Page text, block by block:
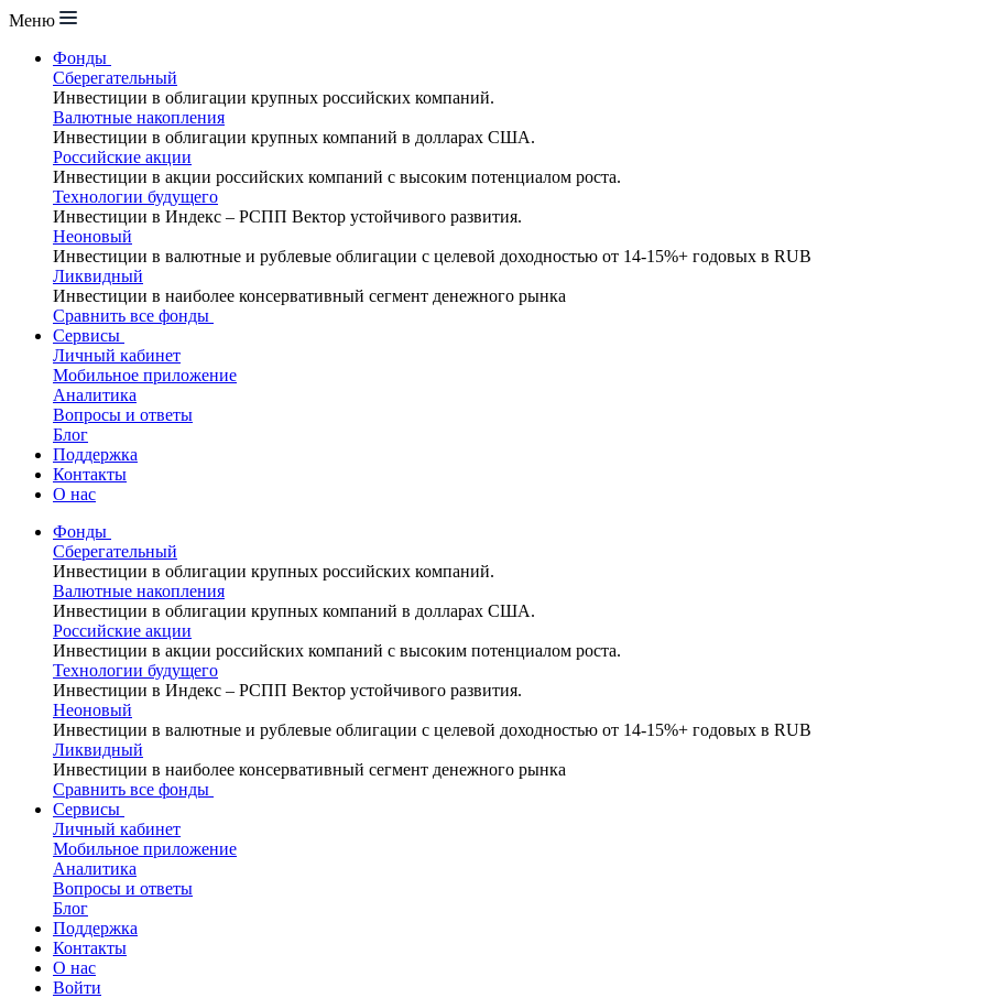
Меню
Фонды
Сберегательный
Инвестиции в облигации крупных российских компаний.
Валютные накопления
Инвестиции в облигации крупных компаний в долларах США.
Российские акции
Инвестиции в акции российских компаний с высоким потенциалом роста.
Технологии будущего
Инвестиции в Индекс – РСПП Вектор устойчивого развития.
Неоновый
Инвестиции в валютные и рублевые облигации с целевой доходностью от 14-15%+ годовых в RUB
Ликвидный
Инвестиции в наиболее консервативный сегмент денежного рынка
Сравнить все фонды
Сервисы
Личный кабинет
Мобильное приложение
Аналитика
Вопросы и ответы
Блог
Поддержка
Контакты
О нас
Фонды
Сберегательный
Инвестиции в облигации крупных российских компаний.
Валютные накопления
Инвестиции в облигации крупных компаний в долларах США.
Российские акции
Инвестиции в акции российских компаний с высоким потенциалом роста.
Технологии будущего
Инвестиции в Индекс – РСПП Вектор устойчивого развития.
Неоновый
Инвестиции в валютные и рублевые облигации с целевой доходностью от 14-15%+ годовых в RUB
Ликвидный
Инвестиции в наиболее консервативный сегмент денежного рынка
Сравнить все фонды
Сервисы
Личный кабинет
Мобильное приложение
Аналитика
Вопросы и ответы
Блог
Поддержка
Контакты
О нас
Войти